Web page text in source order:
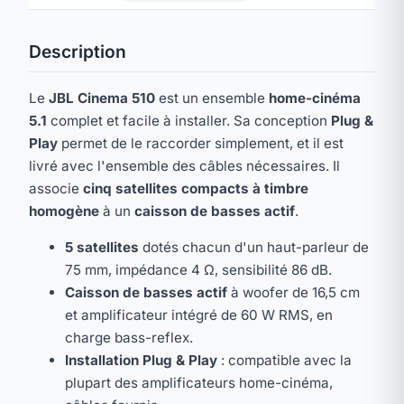
Description
Le JBL Cinema 510 est un ensemble home-cinéma
5.1 complet et facile à installer. Sa conception Plug &
Play permet de le raccorder simplement, et il est
livré avec l'ensemble des câbles nécessaires. Il
associe cinq satellites compacts à timbre
homogène à un caisson de basses actif.
5 satellites dotés chacun d'un haut-parleur de
75 mm, impédance 4 Ω, sensibilité 86 dB.
Caisson de basses actif à woofer de 16,5 cm
et amplificateur intégré de 60 W RMS, en
charge bass-reflex.
Installation Plug & Play : compatible avec la
plupart des amplificateurs home-cinéma,